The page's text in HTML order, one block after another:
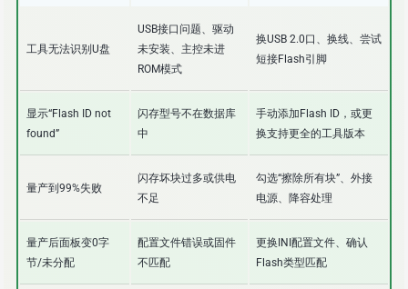
工具无法识别U盘
USB接口问题、驱动
未安装、主控未进
ROM模式
换USB 2.0口、换线、尝试
短接Flash引脚
显示“Flash ID not
found”
闪存型号不在数据库
中
手动添加Flash ID，或更
换支持更全的工具版本
量产到99%失败
闪存坏块过多或供电
不足
勾选“擦除所有块”、外接
电源、降容处理
量产后面板变0字
节/未分配
配置文件错误或固件
不匹配
更换INI配置文件、确认
Flash类型匹配